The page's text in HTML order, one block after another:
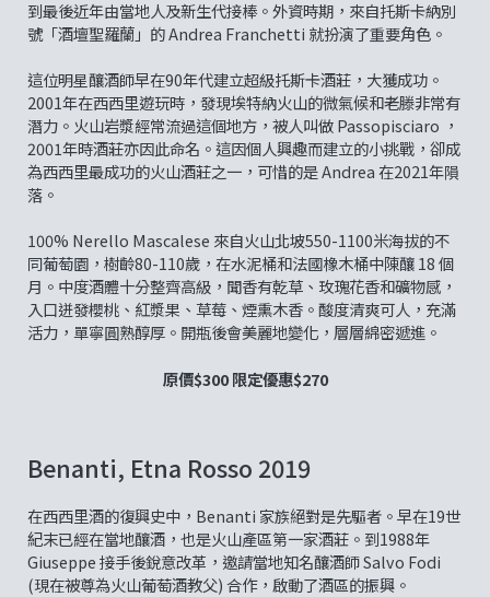
到最後近年由當地人及新生代接棒。外資時期，來自托斯卡納別
號「酒壇聖羅蘭」的 Andrea Franchetti 就扮演了重要角色。
這位明星釀酒師早在90年代建立超級托斯卡酒莊，大獲成功。
2001年在西西里遊玩時，發現埃特納火山的微氣候和老滕非常有
潛力。火山岩漿經常流過這個地方，被人叫做 Passopisciaro ，
2001年時酒莊亦因此命名。這因個人興趣而建立的小挑戰，卻成
為西西里最成功的火山酒莊之一，可惜的是 Andrea 在2021年隕
落。
100% Nerello Mascalese 來自火山北坡550-1100米海拔的不
同葡萄園，樹齡80-110歲，在水泥桶和法國橡木桶中陳釀 18 個
月。中度酒體十分整齊高級，聞香有乾草、玫瑰花香和礦物感，
入口迸發櫻桃、紅漿果、草莓、煙熏木香。酸度清爽可人，充滿
活力，單寧圓熟醇厚。開瓶後會美麗地變化，層層綿密遞進。
原價$300 限定優惠$270
Benanti, Etna Rosso 2019
在西西里酒的復興史中，Benanti 家族絕對是先驅者。早在19世
紀末已經在當地釀酒，也是火山產區第一家酒莊。到1988年
Giuseppe 接手後銳意改革，邀請當地知名釀酒師 Salvo Fodi
(現在被尊為火山葡萄酒教父) 合作，啟動了酒區的振興。